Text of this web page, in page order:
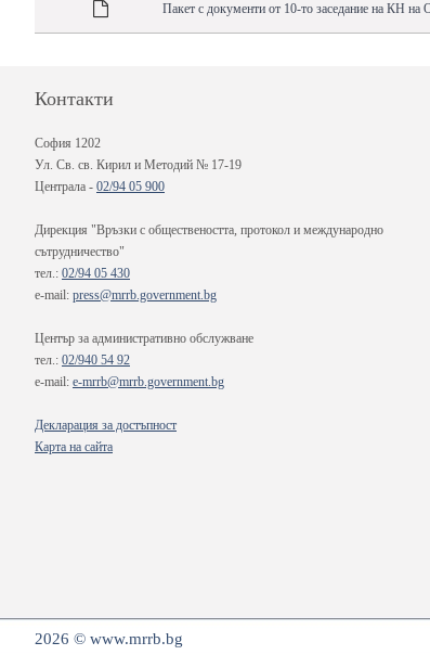
Пакет с документи от 10-то заседание на КН
Контакти
София 1202
Ул. Св. св. Кирил и Методий № 17-19
Централа - 02/94 05 900
Дирекция "Връзки с обществеността, протокол и международно
сътрудничество"
тел.: 02/94 05 430
e-mail: press@mrrb.government.bg
Център за административно обслужване
тел.: 02/940 54 92
e-mail: e-mrrb@mrrb.government.bg
Декларация за достъпност
Карта на сайта
2026 © www.mrrb.bg